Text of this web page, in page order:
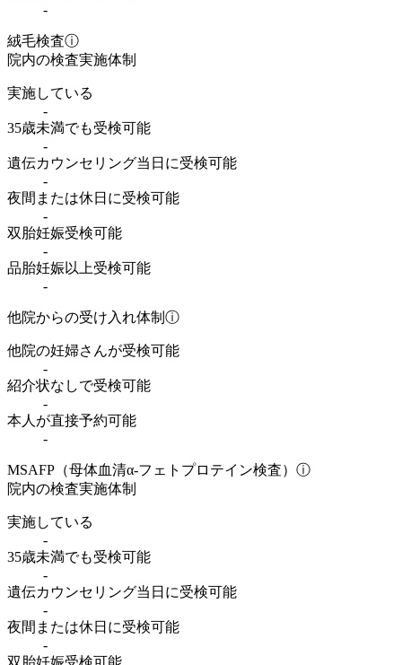
-
絨毛検査ⓘ
院内の検査実施体制
実施している
-
35歳未満でも受検可能
-
遺伝カウンセリング当日に受検可能
-
夜間または休日に受検可能
-
双胎妊娠受検可能
-
品胎妊娠以上受検可能
-
他院からの受け入れ体制 ⓘ
他院の妊婦さんが受検可能
-
紹介状なしで受検可能
-
本人が直接予約可能
-
MSAFP（母体血清α-フェトプロテイン検査） ⓘ
院内の検査実施体制
実施している
-
35歳未満でも受検可能
-
遺伝カウンセリング当日に受検可能
-
夜間または休日に受検可能
-
双胎妊娠受検可能